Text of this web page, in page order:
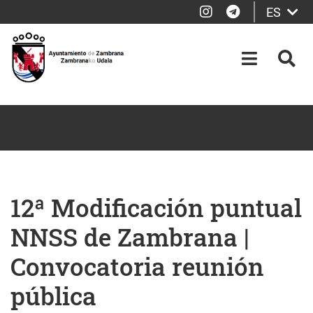
Instagram
Telegram
ES
OPEN-
12ª Modificación puntual
NNSS de Zambrana |
Convocatoria reunión
pública